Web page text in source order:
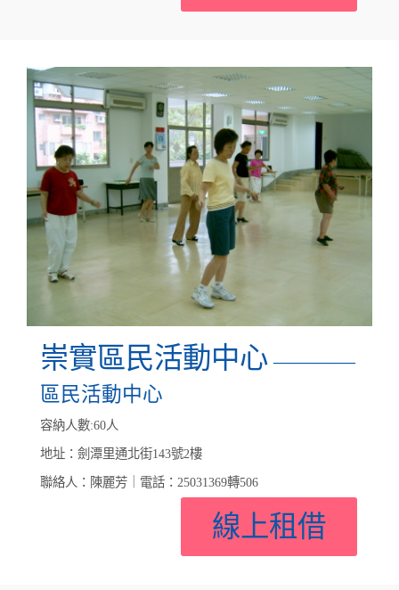
崇實區民活動中心 ————
區民活動中心
容納人數:60人
地址：劍潭里通北街143號2樓
聯絡人：陳麗芳｜電話：25031369轉506
線上租借